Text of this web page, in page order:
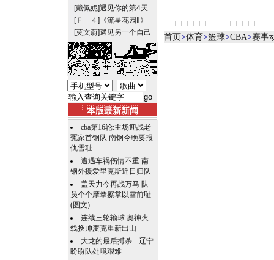
[戴佩妮]遇见你的第4天
[Ｆ ４] 《流星花园Ⅱ》
[莫文蔚]遇见另一个自己
本版最新新闻
cba第16轮:主场迎战老
冤家首钢队 南钢今晚要报
仇雪耻
遭遇车祸伤情不重 南
钢外援爱里克斯近日归队
盖天力今再战万马 队
员个个摩拳擦掌以雪前耻
(图文)
连续三轮输球 奥神火
线换帅麦克重新出山
大龙的最后搏杀 --辽宁
盼盼队处境艰难
首页>体育>篮球>CBA>赛事